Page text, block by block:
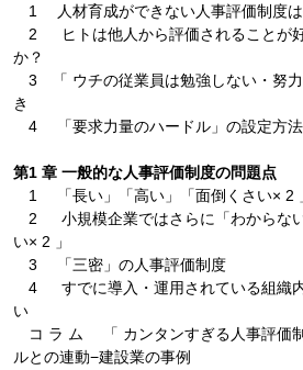
1 人材育成ができない人事評価制度
2 ヒトは他人から評価されることが
か？
3 「 ウチの従業員は勉強しない・努力
き
4 「要求力量のハードル」の設定方
第1 章 一般的な人事評価制度の問題点
1 「長い」「高い」「面倒くさい× 2
2 小規模企業ではさらに「わからな
い× 2 」
3 「三密」の人事評価制度
4 すでに導入・運用されている組織
い
コ ラ ム 「 カンタンすぎる人事評価
ルとの連動−建設業の事例